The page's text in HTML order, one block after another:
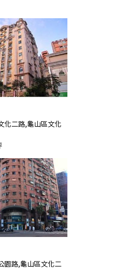
化二路,龜山區文化
園路,龜山區文化二